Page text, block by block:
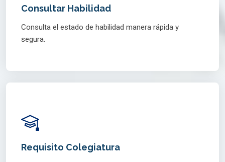
Consultar Habilidad
Consulta el estado de habilidad manera rápida y
segura.
Requisito Colegiatura